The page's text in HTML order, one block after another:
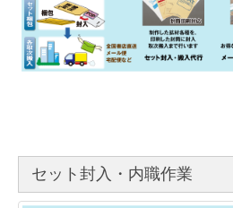
セット封入・内職作業